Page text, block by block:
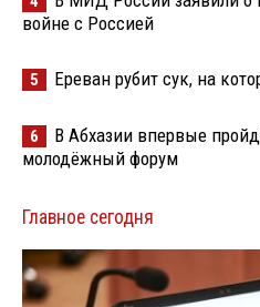
войне с Россией
5 Ереван рубит сук, на
6
В Абхазии впервые
молодёжный форум
Главное сегодня